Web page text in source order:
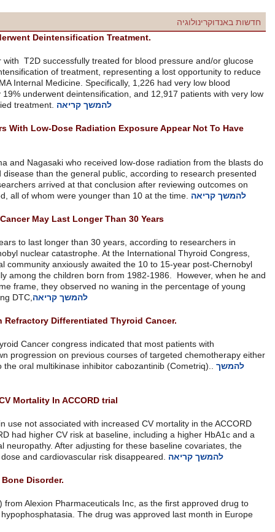
Few Seniors With T2D Well Control Underwent Deintensification
Among 211,667 seniors ages 70 and older with T2D successfully
control, less than one-third underwent deintensification of treatment,
overtreatment, according to astudyin JAMA Internal Medicine.
pressure (120/65 mm Hg or less), but only 19% underwent
HbA1c levels (<6.0%), only 27% deintensified treatment.
Japanese Atomic-Bomb Attack Survivors With Low-Dose
Survivors of atomic-bomb attacks Hiroshima and Nagasaki who
not appear to have greater rates of thyroid disease than the general
at the International Thyroid Congress. Researchers arrived at that
2,668 subjects during the 2007-2011 period, all of whom were
Latency Of Radiation-Induced Thyroid Cancer May Last Longer
The latency of radiation-induced DTC appears to last longer than 30
Ukraine, which bore the brunt of the Chernobyl nuclear catastrophe.
Sergiy Cherenko, MD, said that the medical community anxiously
presumed peak of thyroid cancer, especially among the children
his colleagues looked at cases after that time frame, they observed
children at the time of Chernobyl, developing DTC,
Cabozantinib May Benefit Patients With Refractory Differentiated
Findings presented at the International Thyroid Cancer congress
differentiated thyroid cancer who had shown progression on previous
maintained stable disease or responded to the oral multikinase
Insulin Not Associated With Increased CV Mortality In ACCORD
Research in Diabetes Care indicated insulin use not associated with
trial. The insulin-treated patients in ACCORD had higher CV risk at
greater history of CVD, CHF and peripheral neuropathy. After
apparent connection between daily insulin dose and cardiovascular
FDA Approves First Treatment For Rare Bone Disorder.
The FDA approved Strensiq (asfotase alfa) from Alexion
treat perinatal, infantile and juvenile-onset hypophosphatasia. The